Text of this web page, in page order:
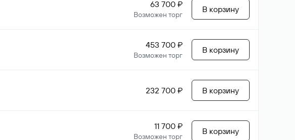
63 700 ₽
Возможен торг
В корзину
453 700 ₽
Возможен торг
В корзину
232 700 ₽ В корзину
11 700 ₽
Возможен торг
В корзину